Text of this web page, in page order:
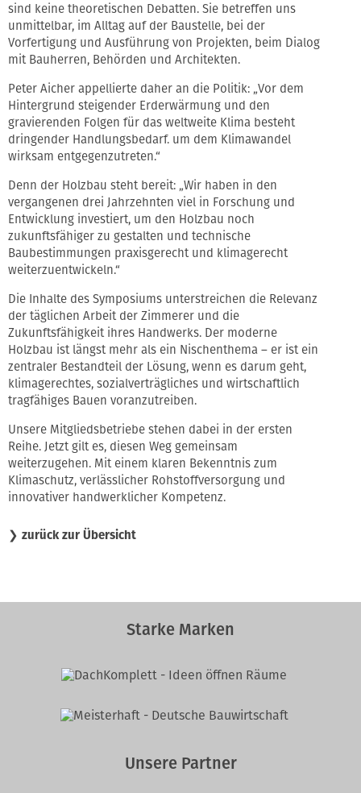
sind keine theoretischen Debatten. Sie betreffen uns
unmittelbar, im Alltag auf der Baustelle, bei der
Vorfertigung und Ausführung von Projekten, beim Dialog
mit Bauherren, Behörden und Architekten.
Peter Aicher appellierte daher an die Politik: „Vor dem
Hintergrund steigender Erderwärmung und den
gravierenden Folgen für das weltweite Klima besteht
dringender Handlungsbedarf. um dem Klimawandel
wirksam entgegenzutreten.“
Denn der Holzbau steht bereit: „Wir haben in den
vergangenen drei Jahrzehnten viel in Forschung und
Entwicklung investiert, um den Holzbau noch
zukunftsfähiger zu gestalten und technische
Baubestimmungen praxisgerecht und klimagerecht
weiterzuentwickeln.“
Die Inhalte des Symposiums unterstreichen die Relevanz
der täglichen Arbeit der Zimmerer und die
Zukunftsfähigkeit ihres Handwerks. Der moderne
Holzbau ist längst mehr als ein Nischenthema – er ist ein
zentraler Bestandteil der Lösung, wenn es darum geht,
klimagerechtes, sozialverträgliches und wirtschaftlich
tragfähiges Bauen voranzutreiben.
Unsere Mitgliedsbetriebe stehen dabei in der ersten
Reihe. Jetzt gilt es, diesen Weg gemeinsam
weiterzugehen. Mit einem klaren Bekenntnis zum
Klimaschutz, verlässlicher Rohstoffversorgung und
innovativer handwerklicher Kompetenz.
❯ zurück zur Übersicht
Starke Marken
Unsere Partner